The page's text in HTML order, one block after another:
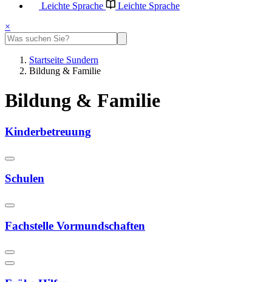
Leichte Sprache
Leichte Sprache
×
Startseite Sundern
Bildung & Familie
Bildung & Familie
Kinderbetreuung
Schulen
Fachstelle Vormundschaften